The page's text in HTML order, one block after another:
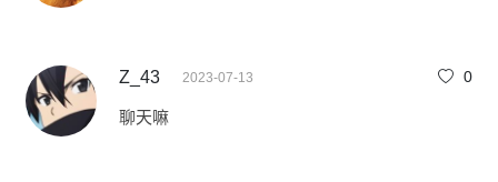
Z_43 2023-07-13 0
聊天嘛